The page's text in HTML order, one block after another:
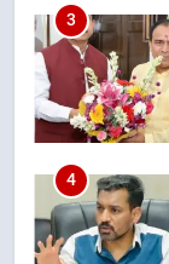
3
4